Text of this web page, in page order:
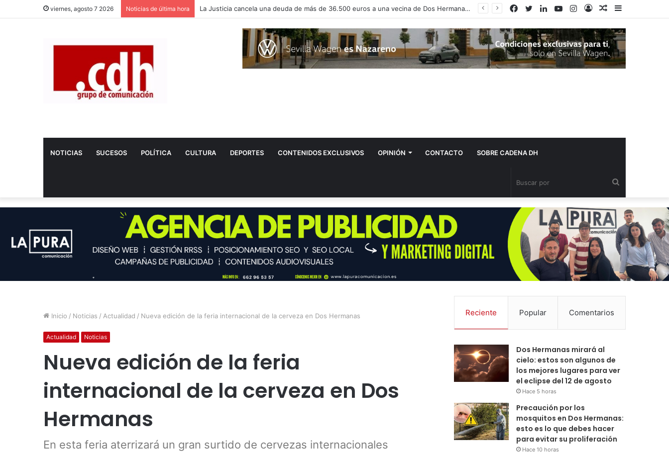
viernes, agosto 7 2026 Noticias de última hora Dos nuevos positivos por el virus del Nilo en Dos Hermanas
Barra
Publicación
azar
Acceso
Instagram
YouTube
LinkedIn
Twitter
Facebook
NOTICIAS SUCESOS POLÍTICA CULTURA DEPORTES CONTENIDOS EXCLUSIVOS OPINIÓN CONTACTO SOBRE CADENA DH
por
Inicio / Noticias / Actualidad / Nueva edición de la feria internacional de la cerveza en Dos Hermanas
Actualidad Noticias
Nueva edición de la feria
internacional de la cerveza en Dos
Hermanas
En esta feria aterrizará un gran surtido de cervezas internacionales
Reciente Popular Comentarios
Dos Hermanas mirará al
cielo: estos son algunos de
los mejores lugares para ver
el eclipse del 12 de agosto
Hace 5 horas
Precaución por los
mosquitos en Dos Hermanas:
esto es lo que debes hacer
para evitar su proliferación
Hace 10 horas